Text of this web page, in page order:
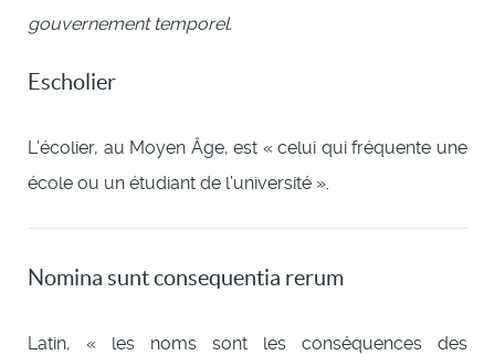
gouvernement temporel.
Escholier
L’écolier, au Moyen Âge, est « celui qui fréquente une
école ou un étudiant de l’université ».
Nomina sunt consequentia rerum
Latin, « les noms sont les conséquences des